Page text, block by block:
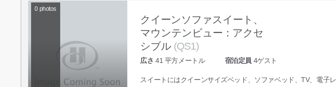
0 photos
クイーンソファスイート、
マウンテンビュー：アクセ
シブル (QS1)
広さ 41 平方メートル 宿泊定員 4ゲスト
スイートにはクイーンサイズベッド、ソファベッド、TV、電子レ